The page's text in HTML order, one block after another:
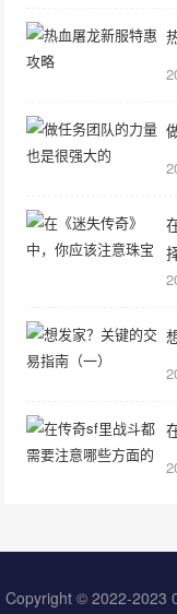
Copyright © 2022-2023